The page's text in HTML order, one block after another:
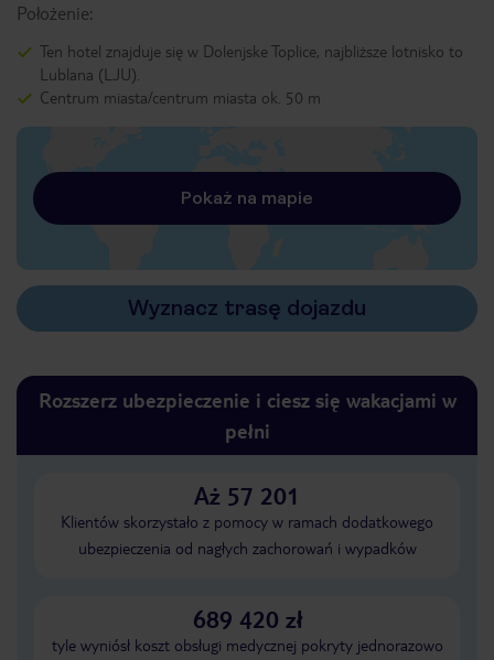
Położenie:
Ten hotel znajduje się w Dolenjske Toplice, najbliższe lotnisko to
Lublana (LJU).
Centrum miasta/centrum miasta ok. 50 m
Pokaż na mapie
Wyznacz trasę dojazdu
Rozszerz ubezpieczenie i ciesz się wakacjami w
pełni
Aż 57 201
Klientów skorzystało z pomocy w ramach dodatkowego
ubezpieczenia od nagłych zachorowań i wypadków
689 420 zł
tyle wyniósł koszt obsługi medycznej pokryty jednorazowo